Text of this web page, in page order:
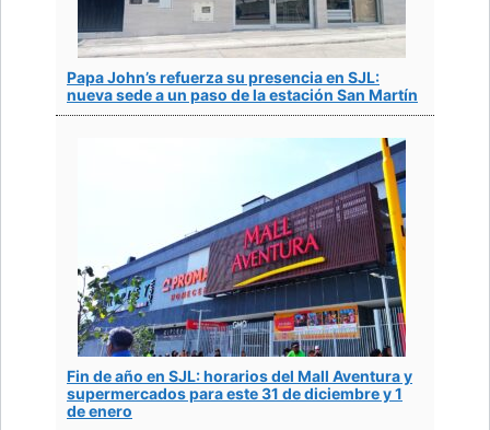
Papa John’s refuerza su presencia en SJL:
nueva sede a un paso de la estación San Martín
Fin de año en SJL: horarios del Mall Aventura y
supermercados para este 31 de diciembre y 1
de enero